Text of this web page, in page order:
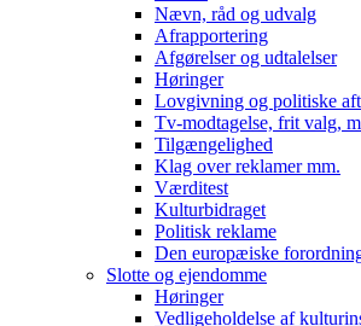
Nævn, råd og udvalg
Afrapportering
Afgørelser og udtalelser
Høringer
Lovgivning og politiske
Tv-modtagelse, frit valg,
Tilgængelighed
Klag over reklamer mm.
Værditest
Kulturbidraget
Politisk reklame
Den europæiske
Slotte og ejendomme
Høringer
Vedligeholdelse af